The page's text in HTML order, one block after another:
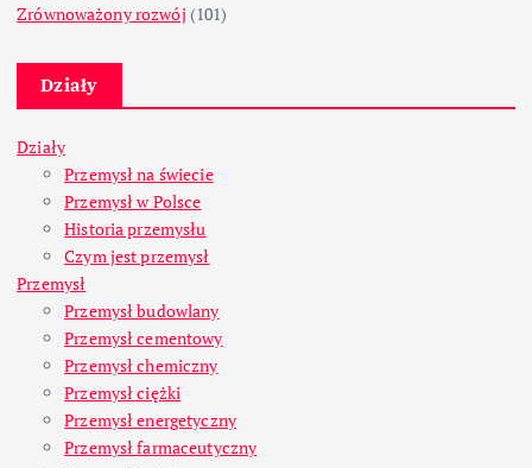
Zrównoważony rozwój (101)
Działy
Działy
Przemysł na świecie
Przemysł w Polsce
Historia przemysłu
Czym jest przemysł
Przemysł
Przemysł budowlany
Przemysł cementowy
Przemysł chemiczny
Przemysł ciężki
Przemysł energetyczny
Przemysł farmaceutyczny